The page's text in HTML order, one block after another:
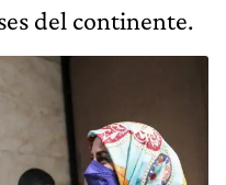
del continente.